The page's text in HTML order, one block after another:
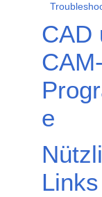
CAD
CAM-
e
Links